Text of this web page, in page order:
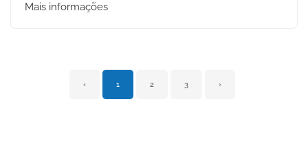
Mais informações
‹ 1 2 3 ›